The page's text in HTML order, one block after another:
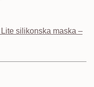
silikonska maska –